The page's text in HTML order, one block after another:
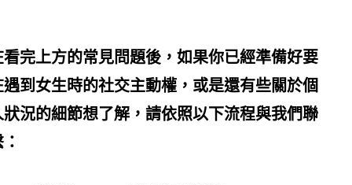
看完上方的常見問題後，如果你已經準備好要
遇到女生時的社交主動權，或是還有些關於個
狀況的細節想了解，請依照以下流程與我們聯